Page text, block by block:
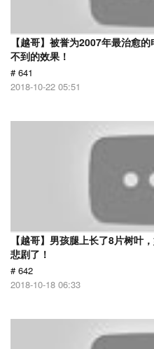
【越哥】被誉为2007年最治愈
不到的效果！
# 641
2018-10-22 05:51
【越哥】男孩腿上长了8片树叶
悲剧了！
# 642
2018-10-18 06:33